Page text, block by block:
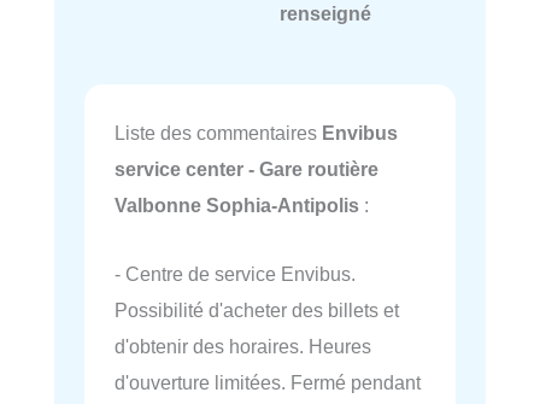
renseigné
Liste des commentaires Envibus
service center - Gare routière
Valbonne Sophia-Antipolis :
- Centre de service Envibus.
Possibilité d'acheter des billets et
d'obtenir des horaires. Heures
d'ouverture limitées. Fermé pendant